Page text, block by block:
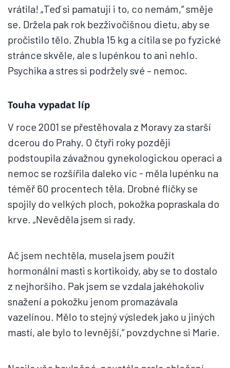
vrátila! „Teď si pamatuji i to, co nemám,“ směje
se. Držela pak rok bezživočišnou dietu, aby se
pročistilo tělo. Zhubla 15 kg a cítila se po fyzické
stránce skvěle, ale s lupénkou to ani nehlo.
Psychika a stres si podržely své – nemoc.
Touha vypadat líp
V roce 2001 se přestěhovala z Moravy za starší
dcerou do Prahy. O čtyři roky později
podstoupila závažnou gynekologickou operaci a
nemoc se rozšířila daleko víc - měla lupénku na
téměř 60 procentech těla. Drobné flíčky se
spojily do velkých ploch, pokožka popraskala do
krve. „Nevěděla jsem si rady.
Ač jsem nechtěla, musela jsem použít
hormonální masti s kortikoidy, aby se to dostalo
z nejhoršího. Pak jsem se vzdala jakéhokoliv
snažení a pokožku jenom promazávala
vazelínou. Mělo to stejný výsledek jako u jiných
mastí, ale bylo to levnější,“ povzdychne si Marie.